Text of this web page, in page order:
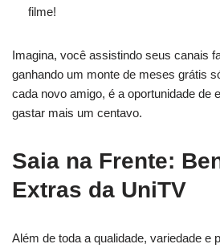
filme!
Imagina, você assistindo seus canais
ganhando um monte de meses grátis
cada novo amigo, é a oportunidade de
gastar mais um centavo.
Saia na Frente:
Extras da UniTV
Além de toda a qualidade, variedade e